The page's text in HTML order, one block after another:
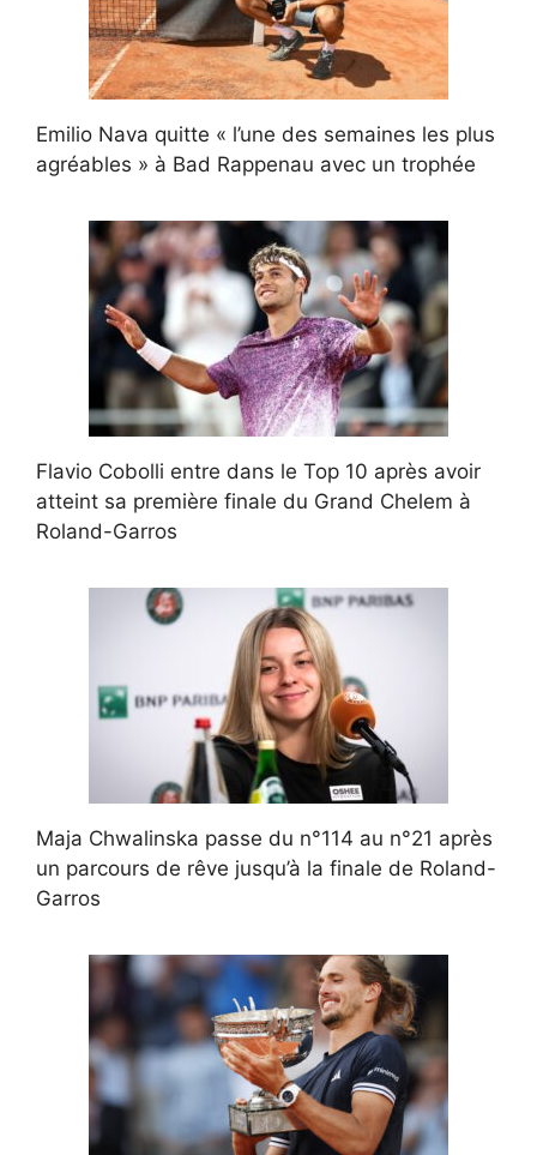
Emilio Nava quitte « l’une des semaines les plus
agréables » à Bad Rappenau avec un trophée
Flavio Cobolli entre dans le Top 10 après avoir
atteint sa première finale du Grand Chelem à
Roland-Garros
Maja Chwalinska passe du n°114 au n°21 après
un parcours de rêve jusqu’à la finale de Roland-
Garros